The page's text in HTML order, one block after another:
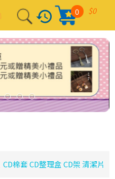
history $0
0
CD棉套 CD整理盒 CD架 清潔片